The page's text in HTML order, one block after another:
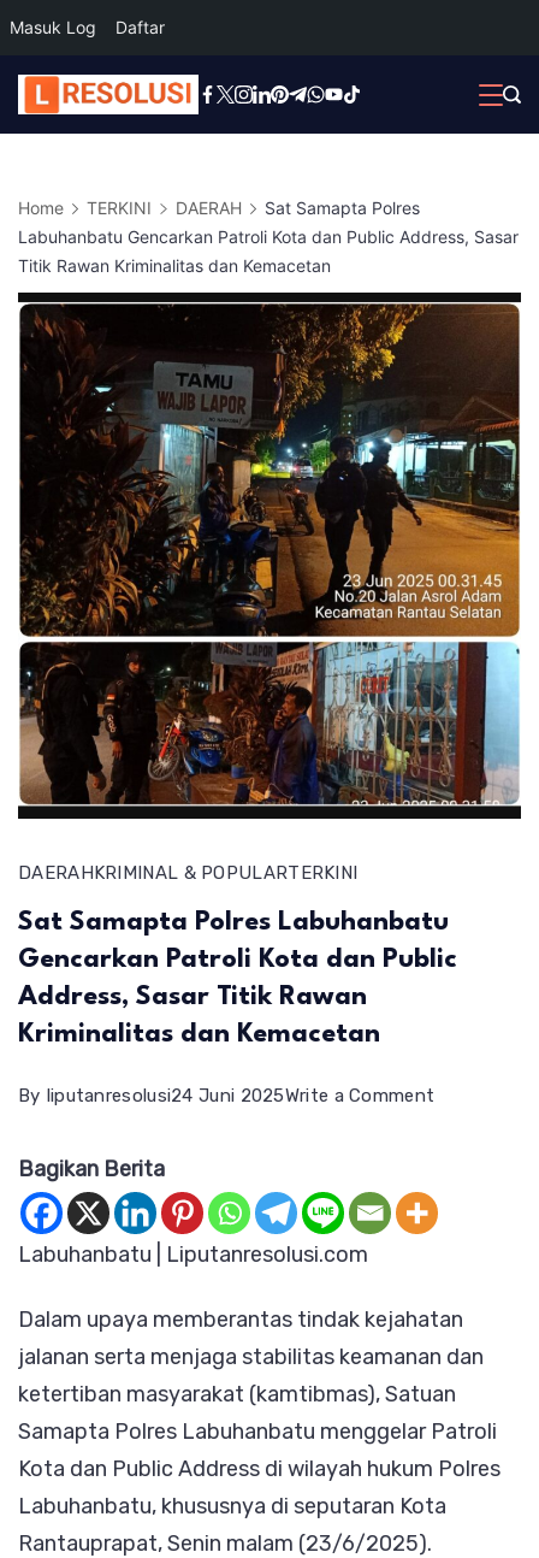
Masuk Log Daftar
Skip
to
Home TERKINI DAERAH
Sat Samapta Polres
Labuhanbatu Gencarkan Patroli Kota dan Public Address, Sasar
Titik Rawan Kriminalitas dan Kemacetan
DAERAHKRIMINAL & POPULARTERKINI
Sat Samapta Polres Labuhanbatu
Gencarkan Patroli Kota dan Public
Address, Sasar Titik Rawan
Kriminalitas dan Kemacetan
By liputanresolusi24 Juni 2025Write a Comment
Polres
Patroli
Kota
dan
Public
Address,
Sasar
Bagikan Berita
Labuhanbatu | Liputanresolusi.com
Dalam upaya memberantas tindak kejahatan
jalanan serta menjaga stabilitas keamanan dan
ketertiban masyarakat (kamtibmas), Satuan
Samapta Polres Labuhanbatu menggelar Patroli
Kota dan Public Address di wilayah hukum Polres
Labuhanbatu, khususnya di seputaran Kota
Rantauprapat, Senin malam (23/6/2025).